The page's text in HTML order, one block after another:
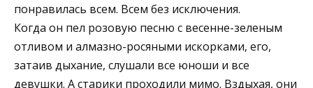
понравилась всем. Всем без исключения.
Когда он пел розовую песню с весенне-зеленым
отливом и алмазно-росяными искорками, его,
затаив дыхание, слушали все юноши и все
девушки. А старики проходили мимо. Вздыхая, они